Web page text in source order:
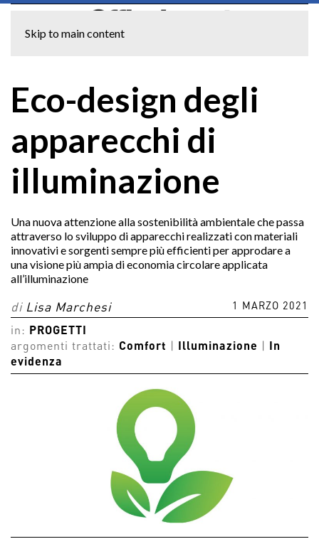
Skip to main content
Eco-design degli
apparecchi di
illuminazione
Una nuova attenzione alla sostenibilità ambientale che passa
attraverso lo sviluppo di apparecchi realizzati con materiali
innovativi e sorgenti sempre più efficienti per approdare a
una visione più ampia di economia circolare applicata
all’illuminazione
di Lisa Marchesi 1 MARZO 2021
in:
PROGETTI
argomenti trattati: Comfort Illuminazione
In
evidenza